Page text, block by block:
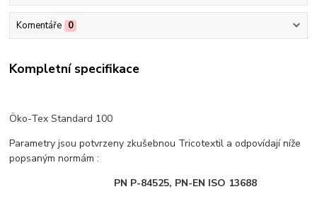
Komentáře 0
Kompletní specifikace
Öko-Tex Standard 100
Parametry jsou potvrzeny zkušebnou Tricotextil a odpovídají níže
popsaným normám :
PN P-84525, PN-EN ISO 13688